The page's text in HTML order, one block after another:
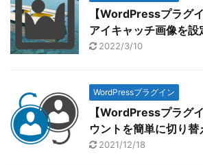
いただいたお問合せにつ
いて、回答までにお時間
をいただく場合がござい
ます。※2：休業期間中に
については、営業開始日
2021年8月16日(月)より
順次回答をさせていただ
きます。
【WordPressプラグ
アイキャッチ画像を設
2022/3/10
WordPressプラグイン
【WordPressプラグ
ウントを簡単に切り替
2021/12/18